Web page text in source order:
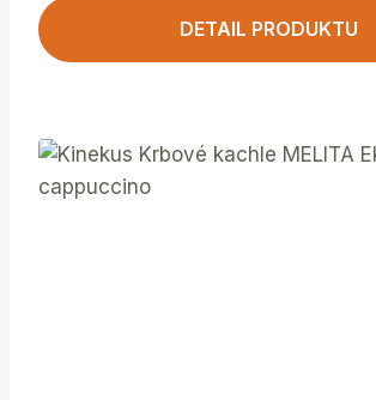
DETAIL PRODUKTU